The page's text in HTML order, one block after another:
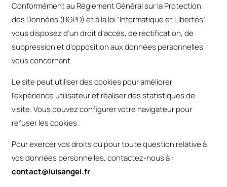
Conformément au Règlement Général sur la Protection
des Données (RGPD) et à la loi “Informatique et Libertés”,
vous disposez d’un droit d’accès, de rectification, de
suppression et d’opposition aux données personnelles
vous concernant.
Le site peut utiliser des cookies pour améliorer
l’expérience utilisateur et réaliser des statistiques de
visite. Vous pouvez configurer votre navigateur pour
refuser les cookies.
Pour exercer vos droits ou pour toute question relative à
vos données personnelles, contactez-nous à :
contact@luisangel.fr